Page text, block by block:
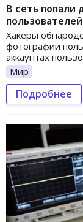
В сеть попали
Хакеры
фотографии
аккаунтах
Мир
Подробнее